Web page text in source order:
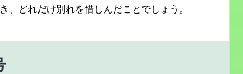
、どれだけ別れを惜しんだことでしょう。